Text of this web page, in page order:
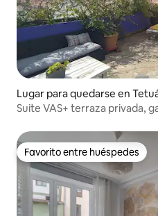
Lugar para quedarse en
Suite VAS+ terraza privada,
Favorito entre huéspedes
Favorito entre huéspedes